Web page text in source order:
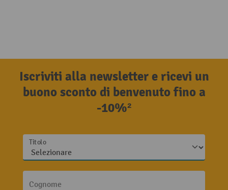
Iscriviti alla newsletter e ricevi un
buono sconto di benvenuto fino a
-10%²
Titolo
Cognome